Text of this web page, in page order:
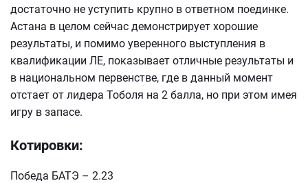
достаточно не уступить крупно в ответном поединке.
Астана в целом сейчас демонстрирует хорошие
результаты, и помимо уверенного выступления в
квалификации ЛЕ, показывает отличные результаты и
в национальном первенстве, где в данный момент
отстает от лидера Тоболя на 2 балла, но при этом имея
игру в запасе.
Котировки:
Победа БАТЭ – 2.23